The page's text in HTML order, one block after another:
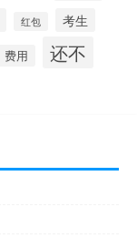
红包 考生
费用 还不